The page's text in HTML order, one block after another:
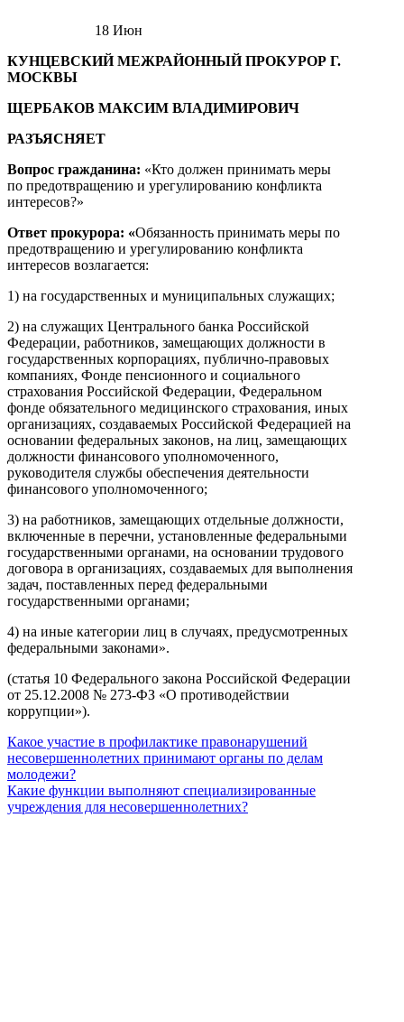
18Июн
КУНЦЕВСКИЙ МЕЖРАЙОННЫЙ ПРОКУРОР Г.
МОСКВЫ
ЩЕРБАКОВ МАКСИМ ВЛАДИМИРОВИЧ
РАЗЪЯСНЯЕТ
Вопрос гражданина: «Кто должен принимать меры
по предотвращению и урегулированию конфликта
интересов?»
Ответ прокурора: «Обязанность принимать меры по
предотвращению и урегулированию конфликта
интересов возлагается:
1) на государственных и муниципальных служащих;
2) на служащих Центрального банка Российской
Федерации, работников, замещающих должности в
государственных корпорациях, публично-правовых
компаниях, Фонде пенсионного и социального
страхования Российской Федерации, Федеральном
фонде обязательного медицинского страхования, иных
организациях, создаваемых Российской Федерацией на
основании федеральных законов, на лиц, замещающих
должности финансового уполномоченного,
руководителя службы обеспечения деятельности
финансового уполномоченного;
3) на работников, замещающих отдельные должности,
включенные в перечни, установленные федеральными
государственными органами, на основании трудового
договора в организациях, создаваемых для выполнения
задач, поставленных перед федеральными
государственными органами;
4) на иные категории лиц в случаях, предусмотренных
федеральными законами».
(статья 10 Федерального закона Российской Федерации
от 25.12.2008 № 273-ФЗ «О противодействии
коррупции»).
Какое участие в профилактике правонарушений
несовершеннолетних принимают органы по делам
молодежи?
Какие функции выполняют специализированные
учреждения для несовершеннолетних?